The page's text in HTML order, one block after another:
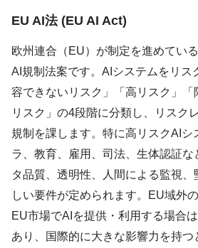
EU AI法 (EU AI Act)
欧州連合（EU）が制定を進めてい
AI規制法案です。AIシステムをリス
容できないリスク」「高リスク」
リスク」の4段階に分類し、リスク
規制を課します。特に高リスクAIシ
ラ、教育、雇用、司法、生体認証
タ品質、透明性、人間による監視
しい要件が定められます。EU域外
EU市場でAIを提供・利用する場合
あり、国際的に大きな影響力を持つ